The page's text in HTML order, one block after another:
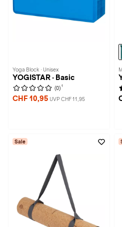
Yoga Block · Unisex
YOGISTAR · Basic
(0) 1
CHF 10,95 UVP CHF 11,95
Sale